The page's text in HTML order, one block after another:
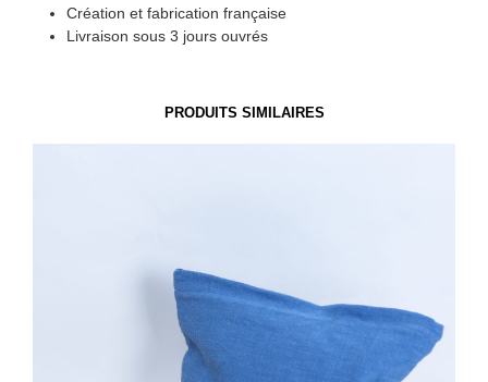
Création et fabrication française
Livraison sous 3 jours ouvrés
PRODUITS SIMILAIRES